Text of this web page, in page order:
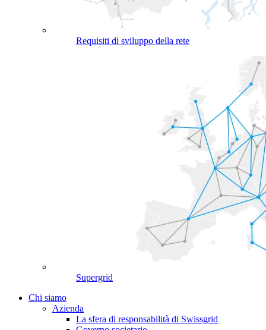
Requisiti di sviluppo della rete
Supergrid
Chi siamo
Azienda
La sfera di responsabilità di Swissgrid